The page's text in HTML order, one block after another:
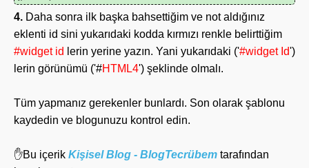
4. Daha sonra ilk başka bahsettiğim ve not aldığınız
eklenti id sini yukarıdaki kodda kırmızı renkle belirttiğim
#widget id lerin yerine yazın. Yani yukarıdaki ('#widget Id')
lerin görünümü ('#HTML4') şeklinde olmalı.
Tüm yapmanız gerekenler bunlardı. Son olarak şablonu
kaydedin ve blogunuzu kontrol edin.
✋Bu içerik Kişisel Blog - BlogTecrübem tarafından